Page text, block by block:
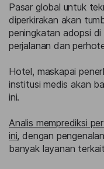
Pasar global untuk
diperkirakan akan
peningkatan adopsi
perjalanan dan
Hotel, maskapai
institusi medis akan
ini.
Analis memprediksi
ini, dengan
banyak layanan